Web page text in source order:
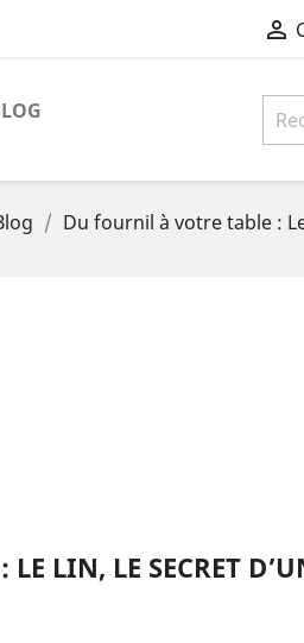

Du fournil à votre table :
Plus
et
Le paradoxe du lin
français : Pourquoi
LIN, LE SECRET